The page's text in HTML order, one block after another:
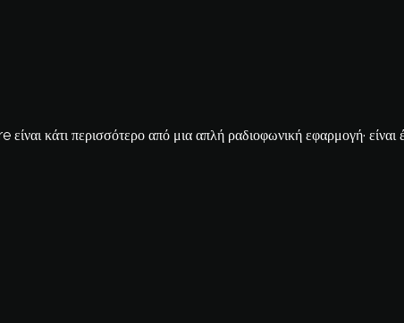
κάτι περισσότερο από μια απλή ραδιοφωνική εφαρμογή· είναι